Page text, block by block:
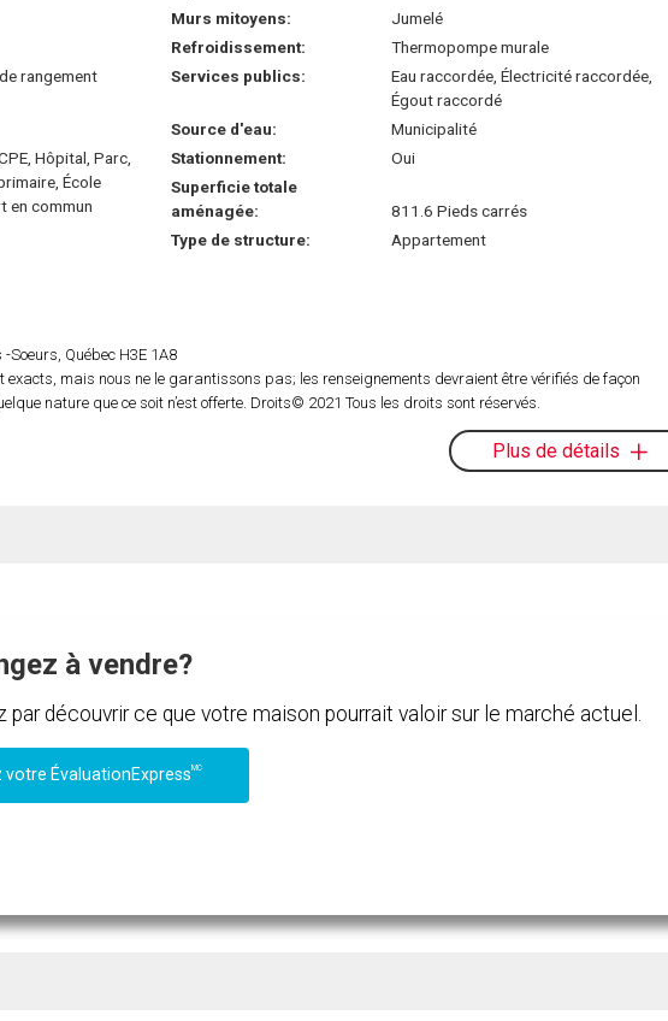
rangement
Hôpital, Parc,
École
en commun
Murs mitoyens:
Jumelé
Refroidissement:
Thermopompe murale
Services publics:
Eau raccordée, Électricité raccordée,
Égout raccordé
Source d'eau:
Municipalité
Stationnement:
Oui
Superficie totale
aménagée:
811.6 Pieds carrés
Type de structure:
Appartement
Soeurs, Québec H3E 1A8
exacts, mais nous ne le garantissons pas; les renseignements devraient être vérifiés de façon
nature que ce soit n’est offerte. Droits© 2021 Tous les droits sont réservés.
Plus de détails
à vendre?
par découvrir ce que votre maison pourrait valoir sur le marché actuel.
votre ÉvaluationExpressMC